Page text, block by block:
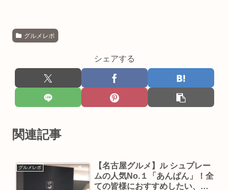
グルメレポ
シェアする
関連記事
グルメレポ
【名古屋グルメ】ル シュプレー
ムの人気No.１「あんぱん」！全
ての皆様におすすめしたい、甘